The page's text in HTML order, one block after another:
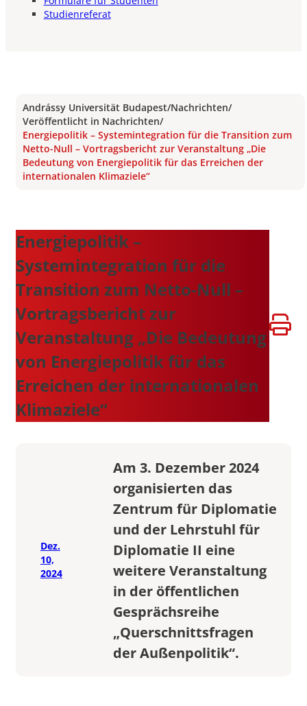
Studienreferat
Andrássy Universität Budapest/Nachrichten/
Veröffentlicht in Nachrichten/
Energiepolitik – Systemintegration für die Transition zum
Netto-Null – Vortragsbericht zur Veranstaltung „Die
Bedeutung von Energiepolitik für das Erreichen der
internationalen Klimaziele“
Energiepolitik –
Systemintegration für die
Transition zum Netto-Null –
Vortragsbericht zur
Veranstaltung „Die Bedeutung
von Energiepolitik für das
Erreichen der internationalen
Klimaziele“
Dez.
10,
2024
Am 3. Dezember 2024
organisierten das
Zentrum für Diplomatie
und der Lehrstuhl für
Diplomatie II eine
weitere Veranstaltung
in der öffentlichen
Gesprächsreihe
„Querschnittsfragen
der Außenpolitik“.